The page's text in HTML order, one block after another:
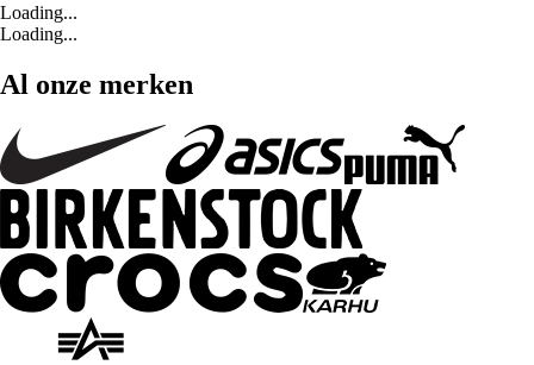
Loading...
Loading...
Al onze merken